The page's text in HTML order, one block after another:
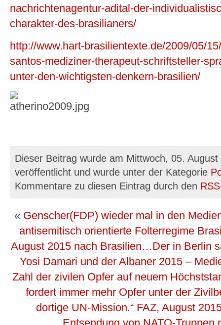
nachrichtenagentur-adital-der-
charakter-des-brasilianers/
http://www.hart-brasilientexte.de/2009/05/
santos-mediziner-therapeut-schriftsteller-
unter-den-wichtigsten-denkern-brasilien/
Dieser Beitrag wurde am Mittwoch, 05.
veröffentlicht und wurde unter der Kategorie
Kommentare zu diesen Eintrag durch den
« Genscher(FDP) wieder mal in den
antisemitisch orientierte Folterregime
August 2015 nach Brasilien…Der in Berlin
Yosi Damari und der Albaner 2015 –
Zahl der zivilen Opfer auf neuem
fordert immer mehr Opfer unter der
dortige UN-Mission.“ FAZ, August